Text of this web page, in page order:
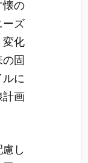
懐の
ーズ
変化
固
に
計画
し